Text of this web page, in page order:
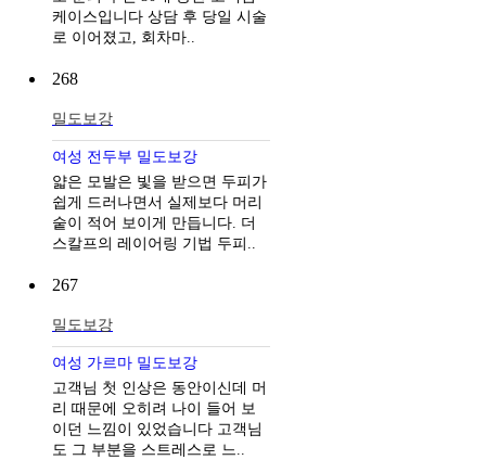
케이스입니다 상담 후 당일 시술
로 이어졌고, 회차마..
268
밀도보강
여성 전두부 밀도보강
얇은 모발은 빛을 받으면 두피가
쉽게 드러나면서 실제보다 머리
숱이 적어 보이게 만듭니다. 더
스칼프의 레이어링 기법 두피..
267
밀도보강
여성 가르마 밀도보강
고객님 첫 인상은 동안이신데 머
리 때문에 오히려 나이 들어 보
이던 느낌이 있었습니다 고객님
도 그 부분을 스트레스로 느..